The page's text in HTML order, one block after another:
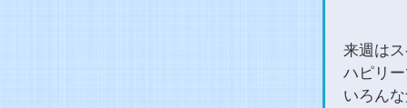
来週は
ハピリ
いろん